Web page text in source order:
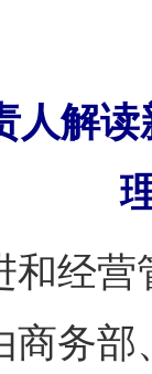
人解
经营
商务